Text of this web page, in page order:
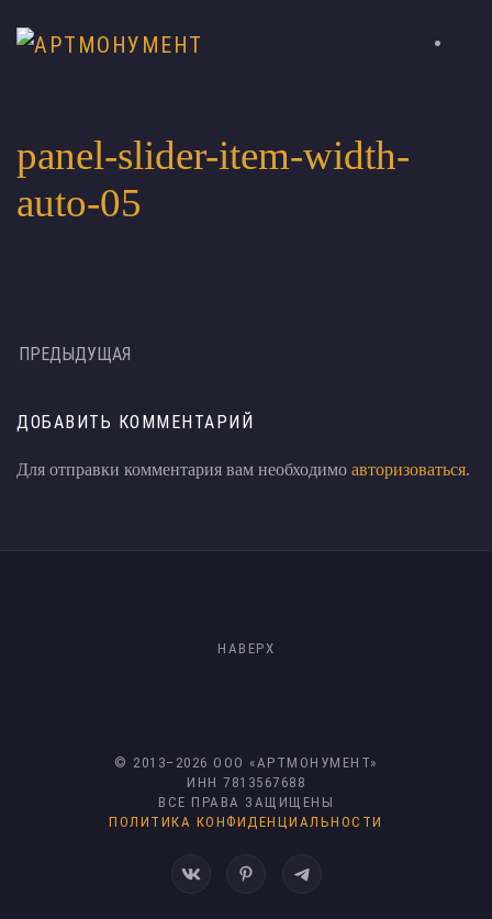
panel-slider-item-width-
auto-05
ПРЕДЫДУЩАЯ
ДОБАВИТЬ КОММЕНТАРИЙ
Для отправки комментария вам необходимо авторизоваться.
НАВЕРХ
© 2013– 2026 ООО «АРТМОНУМЕНТ»
ИНН 7813567688
ВСЕ ПРАВА ЗАЩИЩЕНЫ
ПОЛИТИКА КОНФИДЕНЦИАЛЬНОСТИ